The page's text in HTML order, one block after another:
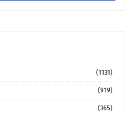
(1131)
(919)
(365)